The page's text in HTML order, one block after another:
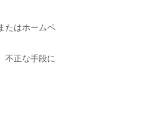
たはホームペ
不正な手段に